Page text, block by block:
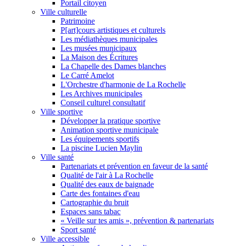
Portail citoyen
Ville culturelle
Patrimoine
P[art]cours artistiques et culturels
Les médiathèques municipales
Les musées municipaux
La Maison des Écritures
La Chapelle des Dames blanches
Le Carré Amelot
L'Orchestre d'harmonie de La Rochelle
Les Archives municipales
Conseil culturel consultatif
Ville sportive
Développer la pratique sportive
Animation sportive municipale
Les équipements sportifs
La piscine Lucien Maylin
Ville santé
Partenariats et prévention en faveur de la santé
Qualité de l'air à La Rochelle
Qualité des eaux de baignade
Carte des fontaines d'eau
Cartographie du bruit
Espaces sans tabac
« Veille sur tes amis », prévention & partenariats
Sport santé
Ville accessible